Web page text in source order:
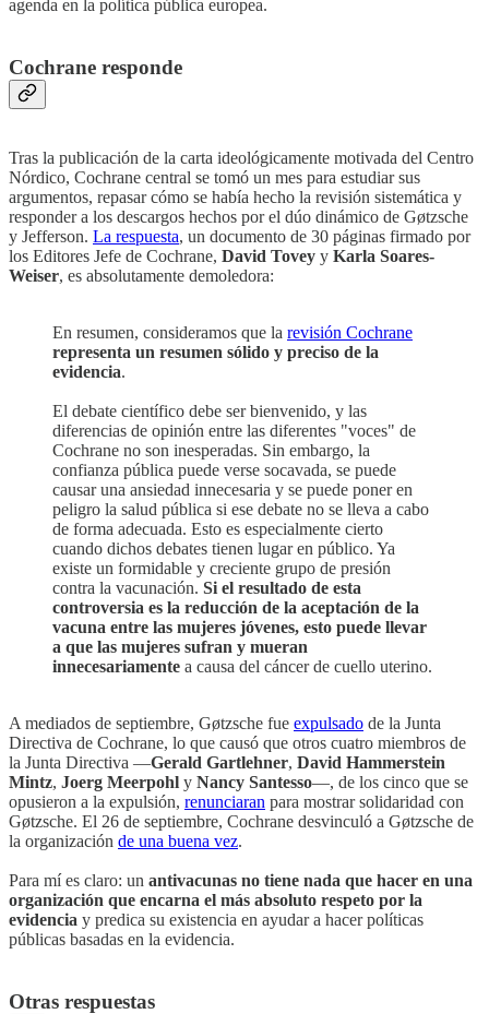
agenda en la política pública europea.
Cochrane responde
Tras la publicación de la carta ideológicamente motivada del Centro
Nórdico, Cochrane central se tomó un mes para estudiar sus
argumentos, repasar cómo se había hecho la revisión sistemática y
responder a los descargos hechos por el dúo dinámico de Gøtzsche
y Jefferson. La respuesta, un documento de 30 páginas firmado por
los Editores Jefe de Cochrane, David Tovey y Karla Soares-
Weiser, es absolutamente demoledora:
En resumen, consideramos que la revisión Cochrane
representa un resumen sólido y preciso de la
evidencia.
El debate científico debe ser bienvenido, y las
diferencias de opinión entre las diferentes "voces" de
Cochrane no son inesperadas. Sin embargo, la
confianza pública puede verse socavada, se puede
causar una ansiedad innecesaria y se puede poner en
peligro la salud pública si ese debate no se lleva a cabo
de forma adecuada. Esto es especialmente cierto
cuando dichos debates tienen lugar en público. Ya
existe un formidable y creciente grupo de presión
contra la vacunación. Si el resultado de esta
controversia es la reducción de la aceptación de la
vacuna entre las mujeres jóvenes, esto puede llevar
a que las mujeres sufran y mueran
innecesariamente a causa del cáncer de cuello uterino.
A mediados de septiembre, Gøtzsche fue expulsado de la Junta
Directiva de Cochrane, lo que causó que otros cuatro miembros de
la Junta Directiva —Gerald Gartlehner, David Hammerstein
Mintz, Joerg Meerpohl y Nancy Santesso—, de los cinco que se
opusieron a la expulsión, renunciaran para mostrar solidaridad con
Gøtzsche. El 26 de septiembre, Cochrane desvinculó a Gøtzsche de
la organización de una buena vez.
Para mí es claro: un antivacunas no tiene nada que hacer en una
organización que encarna el más absoluto respeto por la
evidencia y predica su existencia en ayudar a hacer políticas
públicas basadas en la evidencia.
Otras respuestas